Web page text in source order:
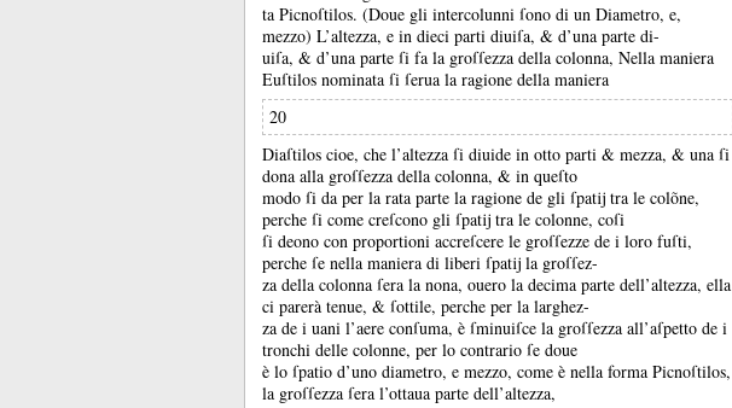
ta Picnoſtilos. (Doue gli intercolunni ſono di un Diametro, e,
mezzo) L’altezza, e in dieci parti diuiſa, & d’una parte di-
uiſa, & d’una parte ſi fa la groſſezza della colonna, Nella maniera
Euſtilos nominata ſi ſerua la ragione della maniera
20
Diaſtilos cioe, che l’altezza ſi diuide in otto parti & mezza, & una ſi
dona alla groſſezza della colonna, & in queſto
modo ſi da per la rata parte la ragione de gli ſpatĳ tra le colõne,
perche ſi come creſcono gli ſpatĳ tra le colonne, coſi
ſi deono con proportioni accreſcere le groſſezze de i loro fuſti,
perche ſe nella maniera di liberi ſpatĳ la groſſez-
za della colonna ſera la nona, ouero la decima parte dell’altezza, ella
ci parerà tenue, & ſottile, perche per la larghez-
za de i uani l’aere conſuma, è ſminuiſce la groſſezza all’aſpetto de i
tronchi delle colonne, per lo contrario ſe doue
è lo ſpatio d’uno diametro, e mezzo, come è nella forma Picnoſtilos,
la groſſezza ſera l’ottaua parte dell’altezza,